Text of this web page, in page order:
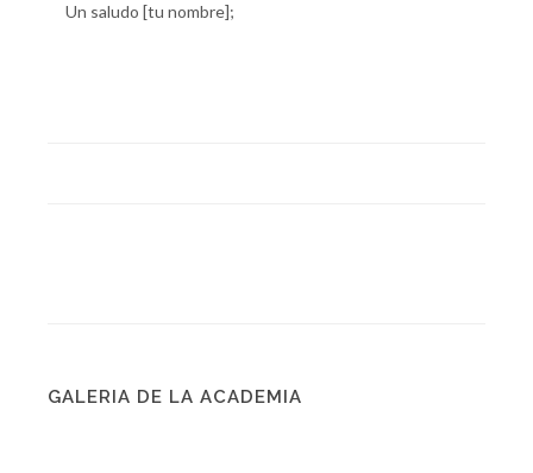
Un saludo [tu nombre];
GALERIA DE LA ACADEMIA